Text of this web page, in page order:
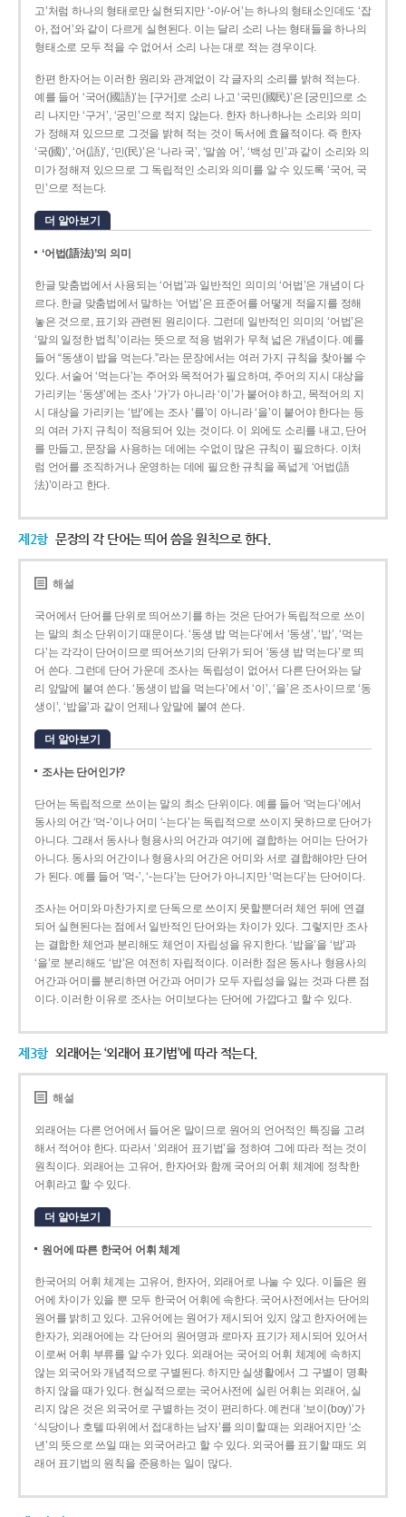
고’처럼 하나의 형태로만 실현되지만 ‘-아/-어’는 하나의 형태소인데도 ‘잡
아, 접어’와 같이 다르게 실현된다. 이는 달리 소리 나는 형태들을 하나의
형태소로 모두 적을 수 없어서 소리 나는 대로 적는 경우이다.
한편 한자어는 이러한 원리와 관계없이 각 글자의 소리를 밝혀 적는다.
예를 들어 ‘국어(國語)’는 [구거]로 소리 나고 ‘국민(國民)’은 [궁민]으로 소
리 나지만 ‘구거’, ‘궁민’으로 적지 않는다. 한자 하나하나는 소리와 의미
가 정해져 있으므로 그것을 밝혀 적는 것이 독서에 효율적이다. 즉 한자
‘국(國)’, ‘어(語)’, ‘민(民)’은 ‘나라 국’, ‘말씀 어’, ‘백성 민’과 같이 소리와 의
미가 정해져 있으므로 그 독립적인 소리와 의미를 알 수 있도록 ‘국어, 국
민’으로 적는다.
더 알아보기
‘어법(語法)’의 의미
한글 맞춤법에서 사용되는 ‘어법’과 일반적인 의미의 ‘어법’은 개념이 다
르다. 한글 맞춤법에서 말하는 ‘어법’은 표준어를 어떻게 적을지를 정해
놓은 것으로, 표기와 관련된 원리이다. 그런데 일반적인 의미의 ‘어법’은
‘말의 일정한 법칙’이라는 뜻으로 적용 범위가 무척 넓은 개념이다. 예를
들어 “동생이 밥을 먹는다.”라는 문장에서는 여러 가지 규칙을 찾아볼 수
있다. 서술어 ‘먹는다’는 주어와 목적어가 필요하며, 주어의 지시 대상을
가리키는 ‘동생’에는 조사 ‘가’가 아니라 ‘이’가 붙어야 하고, 목적어의 지
시 대상을 가리키는 ‘밥’에는 조사 ‘를’이 아니라 ‘을’이 붙어야 한다는 등
의 여러 가지 규칙이 적용되어 있는 것이다. 이 외에도 소리를 내고, 단어
를 만들고, 문장을 사용하는 데에는 수없이 많은 규칙이 필요하다. 이처
럼 언어를 조직하거나 운영하는 데에 필요한 규칙을 폭넓게 ‘어법(語
法)’이라고 한다.
제2항 문장의 각 단어는 띄어 씀을 원칙으로 한다.
해설
국어에서 단어를 단위로 띄어쓰기를 하는 것은 단어가 독립적으로 쓰이
는 말의 최소 단위이기 때문이다. ‘동생 밥 먹는다’에서 ‘동생’, ‘밥’, ‘먹는
다’는 각각이 단어이므로 띄어쓰기의 단위가 되어 ‘동생 밥 먹는다’로 띄
어 쓴다. 그런데 단어 가운데 조사는 독립성이 없어서 다른 단어와는 달
리 앞말에 붙여 쓴다. ‘동생이 밥을 먹는다’에서 ‘이’, ‘을’은 조사이므로 ‘동
생이’, ‘밥을’과 같이 언제나 앞말에 붙여 쓴다.
더 알아보기
조사는 단어인가?
단어는 독립적으로 쓰이는 말의 최소 단위이다. 예를 들어 ‘먹는다’에서
동사의 어간 ‘먹-­’이나 어미 ‘­-는다’는 독립적으로 쓰이지 못하므로 단어가
아니다. 그래서 동사나 형용사의 어간과 여기에 결합하는 어미는 단어가
아니다. 동사의 어간이나 형용사의 어간은 어미와 서로 결합해야만 단어
가 된다. 예를 들어 ‘먹-’, ‘-는다’는 단어가 아니지만 ‘먹는다’는 단어이다.
조사는 어미와 마찬가지로 단독으로 쓰이지 못할뿐더러 체언 뒤에 연결
되어 실현된다는 점에서 일반적인 단어와는 차이가 있다. 그렇지만 조사
는 결합한 체언과 분리해도 체언이 자립성을 유지한다. ‘밥을’을 ‘밥’과
‘을’로 분리해도 ‘밥’은 여전히 자립적이다. 이러한 점은 동사나 형용사의
어간과 어미를 분리하면 어간과 어미가 모두 자립성을 잃는 것과 다른 점
이다. 이러한 이유로 조사는 어미보다는 단어에 가깝다고 할 수 있다.
제3항 외래어는 ‘외래어 표기법’에 따라 적는다.
해설
외래어는 다른 언어에서 들어온 말이므로 원어의 언어적인 특징을 고려
해서 적어야 한다. 따라서 ‘외래어 표기법’을 정하여 그에 따라 적는 것이
원칙이다. 외래어는 고유어, 한자어와 함께 국어의 어휘 체계에 정착한
어휘라고 할 수 있다.
더 알아보기
원어에 따른 한국어 어휘 체계
한국어의 어휘 체계는 고유어, 한자어, 외래어로 나눌 수 있다. 이들은 원
어에 차이가 있을 뿐 모두 한국어 어휘에 속한다. 국어사전에서는 단어의
원어를 밝히고 있다. 고유어에는 원어가 제시되어 있지 않고 한자어에는
한자가, 외래어에는 각 단어의 원어명과 로마자 표기가 제시되어 있어서
이로써 어휘 부류를 알 수가 있다. 외래어는 국어의 어휘 체계에 속하지
않는 외국어와 개념적으로 구별된다. 하지만 실생활에서 그 구별이 명확
하지 않을 때가 있다. 현실적으로는 국어사전에 실린 어휘는 외래어, 실
리지 않은 것은 외국어로 구별하는 것이 편리하다. 예컨대 ‘보이(boy)’가
‘식당이나 호텔 따위에서 접대하는 남자’를 의미할 때는 외래어지만 ‘소
년’의 뜻으로 쓰일 때는 외국어라고 할 수 있다. 외국어를 표기할 때도 외
래어 표기법의 원칙을 준용하는 일이 많다.